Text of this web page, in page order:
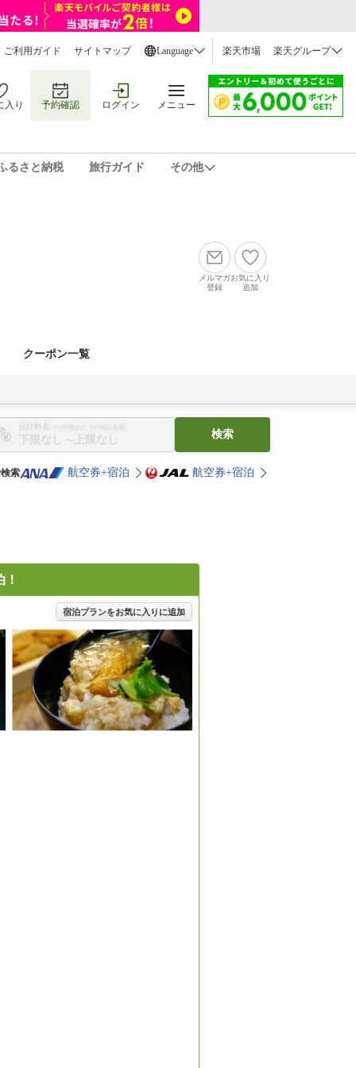
ご利用ガイド サイトマップ Language 楽天市場 楽天グループ
入り 予約確認 ログイン メニュー
るさと納税 旅行ガイド その他
メルマガ
登録
お気に入り
追加
クーポン一覧
合計料金 ※1部屋あたりの税込金額
〜
検索
索 航空券+宿泊 航空券+宿泊
宿泊プランをお気に入りに追加